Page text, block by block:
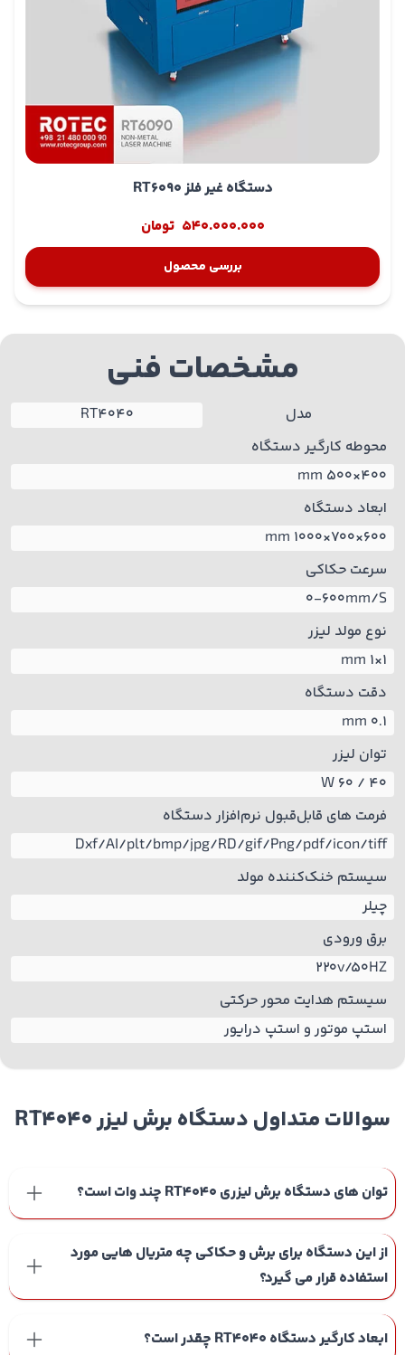
دستگاه غیر فلز RT6090
540.000.000 تومان
بررسی محصول
مشخصات فنی
مدل
RT4040
محوطه کارگیر دستگاه
400×500 mm
ابعاد دستگاه
600×700×1000 mm
سرعت حکاکی
0-600mm/S
نوع مولد لیزر
1×1 mm
دقت دستگاه
0.1 mm
توان لیزر
40 / 60 W
فرمت های قابل‌قبول نرم‌افزار دستگاه
Dxf/AI/plt/bmp/jpg/RD/gif/Png/pdf/icon/tiff
سیستم خنک‌کننده مولد
چیلر
برق ورودی
220v/50HZ
سیستم هدایت محور حرکتی
استپ موتور و استپ درایور
سوالات متداولدستگاه برش لیزر RT4040
توان های دستگاه برش لیزری RT4040 چند وات است؟
از این دستگاه برای برش و حکاکی چه متریال هایی مورد
استفاده قرار می گیرد؟
ابعاد کارگیر دستگاه RT4040 چقدر است؟